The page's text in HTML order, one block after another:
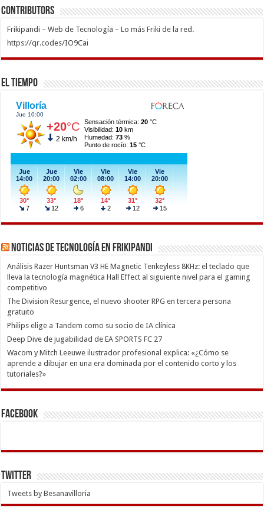
Contributors
Frikipandi – Web de Tecnología – Lo más Friki de la red.
https://qr.codes/IO9Cai
El Tiempo
Noticias de Tecnología en Frikipandi
Análisis Razer Huntsman V3 HE Magnetic Tenkeyless 8KHz: el teclado que
lleva la tecnología magnética Hall Effect al siguiente nivel para el gaming
competitivo
The Division Resurgence, el nuevo shooter RPG en tercera persona
gratuito
Philips elige a Tandem como su socio de IA clínica
Deep Dive de jugabilidad de EA SPORTS FC 27
Wacom y Mitch Leeuwe ilustrador profesional explica: «¿Cómo se
aprende a dibujar en una era dominada por el contenido corto y los
tutoriales?»
Facebook
Twitter
Tweets by Besanavilloria